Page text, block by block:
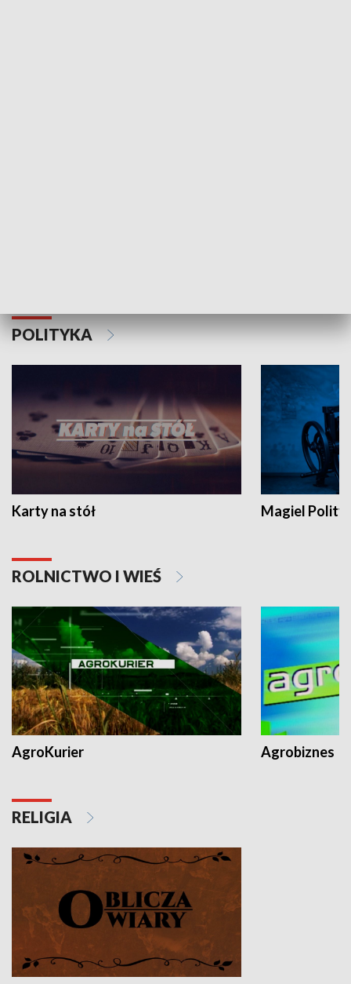
POLITYKA
Karty na stół Magiel
ROLNICTWO I WIEŚ
AgroKurier Agrobiznes
RELIGIA